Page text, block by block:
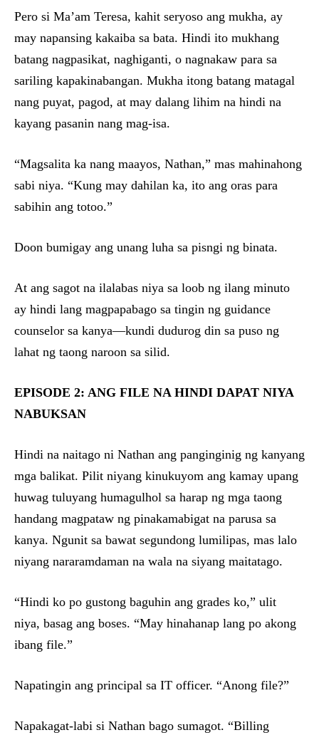
Pero si Ma’am Teresa, kahit seryoso ang mukha, ay
may napansing kakaiba sa bata. Hindi ito mukhang
batang nagpasikat, naghiganti, o nagnakaw para sa
sariling kapakinabangan. Mukha itong batang matagal
nang puyat, pagod, at may dalang lihim na hindi na
kayang pasanin nang mag-isa.
“Magsalita ka nang maayos, Nathan,” mas mahinahong
sabi niya. “Kung may dahilan ka, ito ang oras para
sabihin ang totoo.”
Doon bumigay ang unang luha sa pisngi ng binata.
At ang sagot na ilalabas niya sa loob ng ilang minuto
ay hindi lang magpapabago sa tingin ng guidance
counselor sa kanya—kundi dudurog din sa puso ng
lahat ng taong naroon sa silid.
EPISODE 2: ANG FILE NA HINDI DAPAT NIYA
NABUKSAN
Hindi na naitago ni Nathan ang panginginig ng kanyang
mga balikat. Pilit niyang kinukuyom ang kamay upang
huwag tuluyang humagulhol sa harap ng mga taong
handang magpataw ng pinakamabigat na parusa sa
kanya. Ngunit sa bawat segundong lumilipas, mas lalo
niyang nararamdaman na wala na siyang maitatago.
“Hindi ko po gustong baguhin ang grades ko,” ulit
niya, basag ang boses. “May hinahanap lang po akong
ibang file.”
Napatingin ang principal sa IT officer. “Anong file?”
Napakagat-labi si Nathan bago sumagot. “Billing